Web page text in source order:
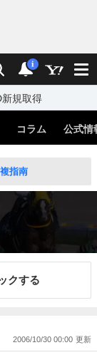
検索 通知
i
新規取得
コラム 公式情
指南
クする
2006/10/30 00:00